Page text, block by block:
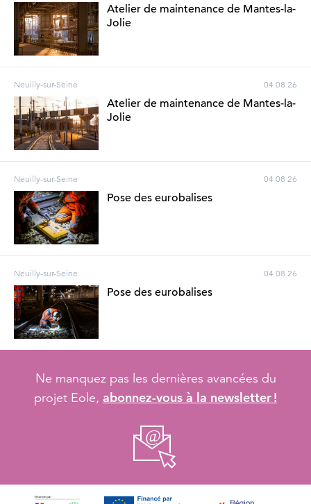
Atelier de maintenance de Mantes-la-
Jolie
Neuilly-sur-Seine 04 08 26
Atelier de maintenance de Mantes-la-
Jolie
Neuilly-sur-Seine 04 08 26
Pose des eurobalises
Neuilly-sur-Seine 04 08 26
Pose des eurobalises
Ne manquez pas les dernières avancées du
projet Eole, abonnez-vous à la newsletter !